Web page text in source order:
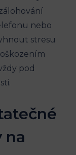
nebo
stresu
pod
na‌